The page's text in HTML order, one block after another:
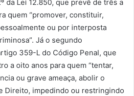
da Lei 12.850, que prevê de três a
quem “promover, constituir,
ou por interposta
Já o segundo
359-L do Código Penal, que
a oito anos para quem “tentar,
ou grave ameaça, abolir o
Direito, impedindo ou restringindo